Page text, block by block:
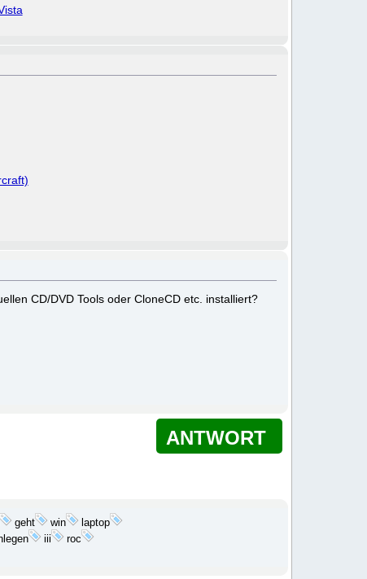
CD/DVD Tools oder CloneCD etc. installiert?
ANTWORT
geht win laptop
iii roc